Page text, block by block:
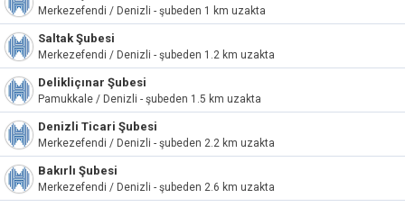
Merkezefendi / Denizli - şubeden 1 km uzakta
Saltak Şubesi
Merkezefendi / Denizli - şubeden 1.2 km uzakta
Delikliçınar Şubesi
Pamukkale / Denizli - şubeden 1.5 km uzakta
Denizli Ticari Şubesi
Merkezefendi / Denizli - şubeden 2.2 km uzakta
Bakırlı Şubesi
Merkezefendi / Denizli - şubeden 2.6 km uzakta